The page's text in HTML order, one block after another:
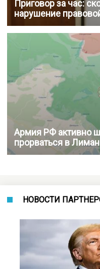
Приговор за час:
нарушение
Армия РФ активно
прорваться в
НОВОСТИ